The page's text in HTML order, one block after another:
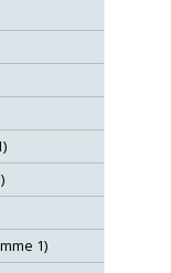
1)